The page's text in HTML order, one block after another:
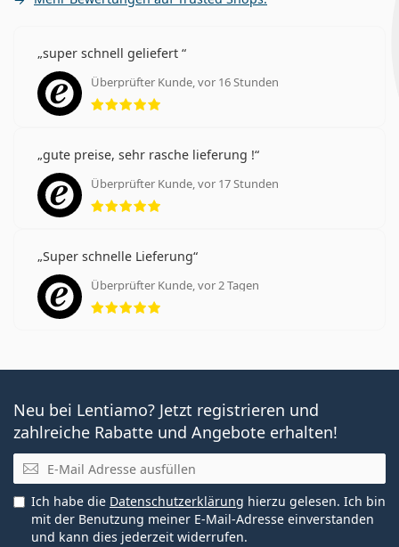
super schnell geliefert
Überprüfter Kunde, vor 16 Stunden
Bewertung 5 aus 5
gute preise, sehr rasche lieferung !
Überprüfter Kunde, vor 17 Stunden
Bewertung 5 aus 5
Super schnelle Lieferung
Überprüfter Kunde, vor 2 Tagen
Bewertung 5 aus 5
Neu bei Lentiamo? Jetzt registrieren und
zahlreiche Rabatte und Angebote erhalten!
E-Mail
Ich habe die Datenschutzerklärung hierzu gelesen. Ich bin
mit der Benutzung meiner E-Mail-Adresse einverstanden
und kann dies jederzeit widerrufen.